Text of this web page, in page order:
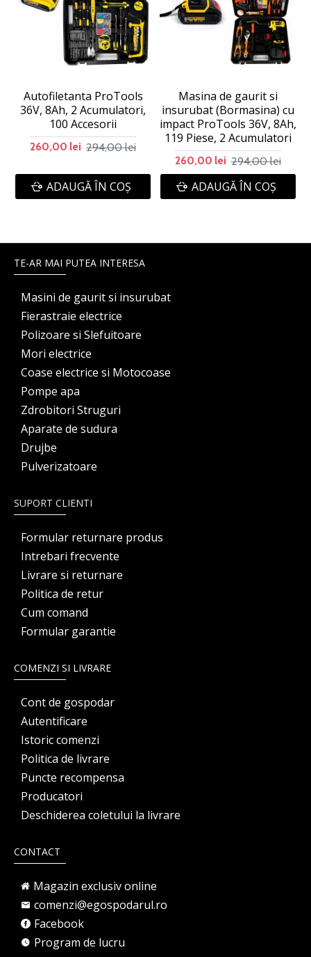
Autofiletanta ProTools
36V, 8Ah, 2 Acumulatori,
100 Accesorii
260,00 lei 294,00 lei
ADAUGĂ ÎN COŞ
Masina de gaurit si
insurubat (Bormasina) cu
impact ProTools 36V, 8Ah,
119 Piese, 2 Acumulatori
260,00 lei 294,00 lei
ADAUGĂ ÎN COŞ
TE-AR MAI PUTEA INTERESA
Masini de gaurit si insurubat
Fierastraie electrice
Polizoare si Slefuitoare
Mori electrice
Coase electrice si Motocoase
Pompe apa
Zdrobitori Struguri
Aparate de sudura
Drujbe
Pulverizatoare
SUPORT CLIENTI
Formular returnare produs
Intrebari frecvente
Livrare si returnare
Politica de retur
Cum comand
Formular garantie
COMENZI SI LIVRARE
Cont de gospodar
Autentificare
Istoric comenzi
Politica de livrare
Puncte recompensa
Producatori
Deschiderea coletului la livrare
CONTACT
Magazin exclusiv online
comenzi@egospodarul.ro
Facebook
Program de lucru